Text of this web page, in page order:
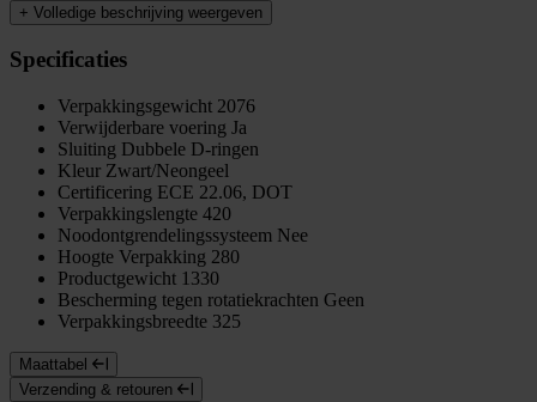
+ Volledige beschrijving weergeven
Specificaties
Verpakkingsgewicht 2076
Verwijderbare voering Ja
Sluiting Dubbele D-ringen
Kleur Zwart/Neongeel
Certificering ECE 22.06, DOT
Verpakkingslengte 420
Noodontgrendelingssysteem Nee
Hoogte Verpakking 280
Productgewicht 1330
Bescherming tegen rotatiekrachten Geen
Verpakkingsbreedte 325
Maattabel
Verzending & retouren